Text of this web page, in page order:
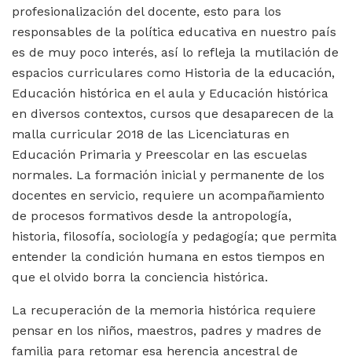
profesionalización del docente, esto para los
responsables de la política educativa en nuestro país
es de muy poco interés, así lo refleja la mutilación de
espacios curriculares como Historia de la educación,
Educación histórica en el aula y Educación histórica
en diversos contextos, cursos que desaparecen de la
malla curricular 2018 de las Licenciaturas en
Educación Primaria y Preescolar en las escuelas
normales. La formación inicial y permanente de los
docentes en servicio, requiere un acompañamiento
de procesos formativos desde la antropología,
historia, filosofía, sociología y pedagogía; que permita
entender la condición humana en estos tiempos en
que el olvido borra la conciencia histórica.
La recuperación de la memoria histórica requiere
pensar en los niños, maestros, padres y madres de
familia para retomar esa herencia ancestral de